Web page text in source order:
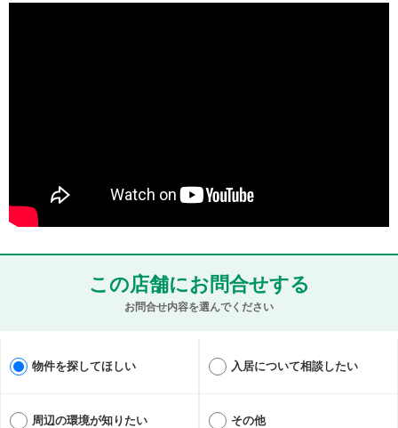
この店舗にお問合せする
お問合せ内容を選んでください
物件を探してほしい 入居について相談したい
周辺の環境が知りたい その他